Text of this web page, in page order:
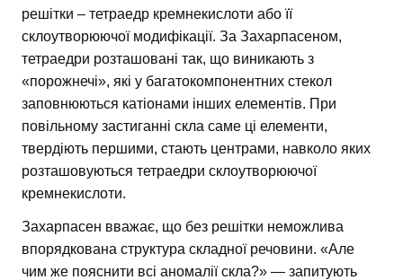
решітки – тетраедр кремнекислоти або її
склоутворюючої модифікації. За Захарпасеном,
тетраедри розташовані так, що виникають з
«порожнечі», які у багатокомпонентних стекол
заповнюються катіонами інших елементів. При
повільному застиганні скла саме ці елементи,
твердіють першими, стають центрами, навколо яких
розташовуються тетраедри склоутворюючої
кремнекислоти.
Захарпасен вважає, що без решітки неможлива
впорядкована структура складної речовини. «Але
чим же пояснити всі аномалії скла?» — запитують